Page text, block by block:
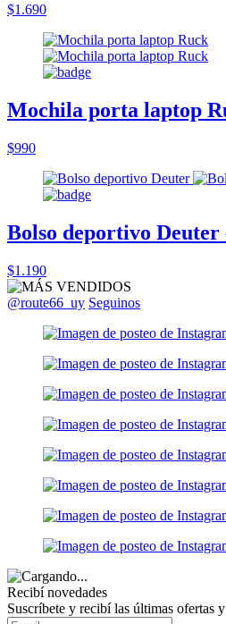
$1.690
Mochila porta laptop
$990
Bolso deportivo
$1.190
@route66_uy Seguinos
Recibí novedades
Suscríbete y recibí las últimas ofertas